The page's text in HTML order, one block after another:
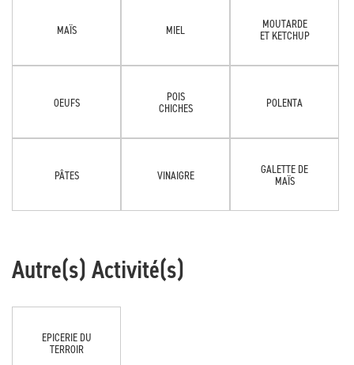
MAÏS MIEL
MOUTARDE
ET KETCHUP
OEUFS
POIS
CHICHES
POLENTA
PÂTES VINAIGRE
GALETTE DE
MAÏS
Autre(s) Activité(s)
EPICERIE DU
TERROIR